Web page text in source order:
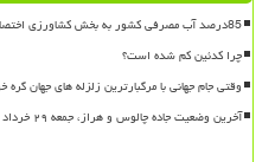
85درصد آب مصرفی کشور به بخش کشاورزی اختصاص دارد، آن هم با قیمت خیلی پایین
چرا کدئین کم شده است؟
وقتی جام جهانی با مرگبارترین زلزله های جهان
آخرین وضعیت جاده چالوس و هراز، جمعه ۲۹ خرداد